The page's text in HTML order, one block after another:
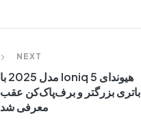
NEXT
هیوندای Ioniq 5 مدل 2025 با
باتری بزرگتر و برف‌پاک‌کن عقب
معرفی شد